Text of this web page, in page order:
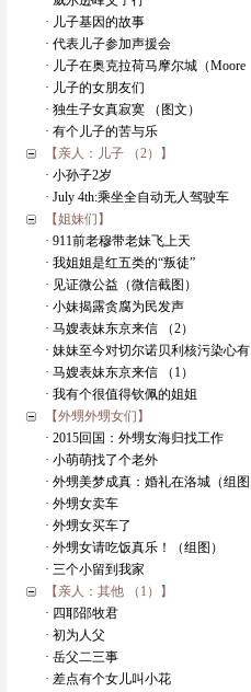
· 儿子基因的故事
· 代表儿子参加声援会
· 儿子在奥克拉荷马摩尔城（Moore
· 儿子的女朋友们
· 独生子女真寂寞 （图文）
· 有个儿子的苦与乐
【亲人：儿子 （2）】
· 小孙子2岁
· July 4th:乘坐全自动无人驾驶车
【姐妹们】
· 911前老穆带老妹飞上天
· 我姐姐是红五类的“叛徒”
· 见证微公益（微信截图）
· 小妹揭露贪腐为民发声
· 马嫂表妹东京来信 （2）
· 妹妹至今对切尔诺贝利核污染心有
· 马嫂表妹东京来信 （1）
· 我有个很值得钦佩的姐姐
【外甥外甥女们】
· 2015回国：外甥女海归找工作
· 小萌萌找了个老外
· 外甥美梦成真：婚礼在洛城（组图
· 外甥女卖车
· 外甥女买车了
· 外甥女请吃饭真乐！（组图）
· 三个小留到我家
【亲人：其他 （1）】
· 四耶邵牧君
· 初为人父
· 岳父二三事
· 差点有个女儿叫小花